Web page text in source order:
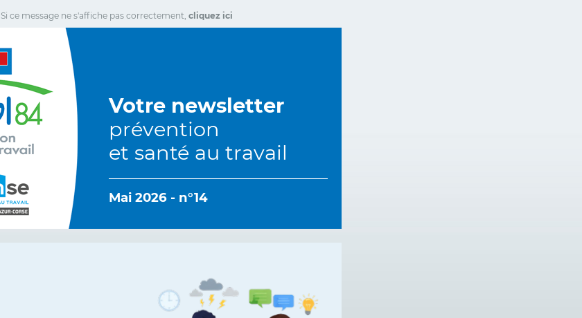
Si ce message ne s'affiche pas correctement, cliquez ici
Votre newsletter
prévention
et santé au travail
Mai 2026 - n°14